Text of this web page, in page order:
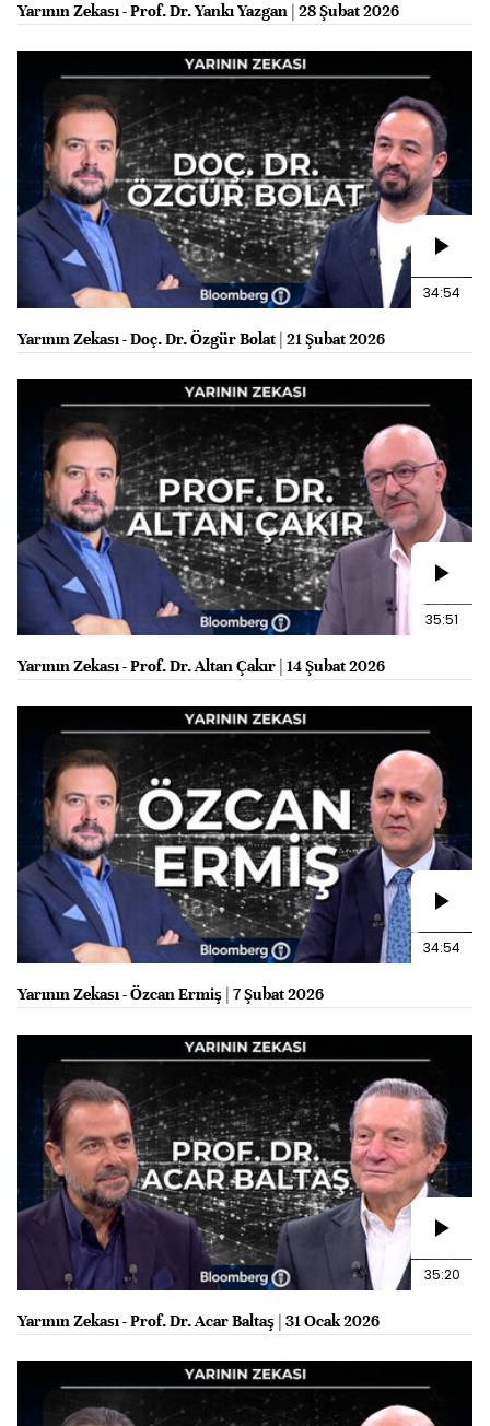
Yarının Zekası - Prof. Dr. Yankı Yazgan | 28 Şubat 2026
34:54
Yarının Zekası - Doç. Dr. Özgür Bolat | 21 Şubat 2026
35:51
Yarının Zekası - Prof. Dr. Altan Çakır | 14 Şubat 2026
34:54
Yarının Zekası - Özcan Ermiş | 7 Şubat 2026
35:20
Yarının Zekası - Prof. Dr. Acar Baltaş | 31 Ocak 2026